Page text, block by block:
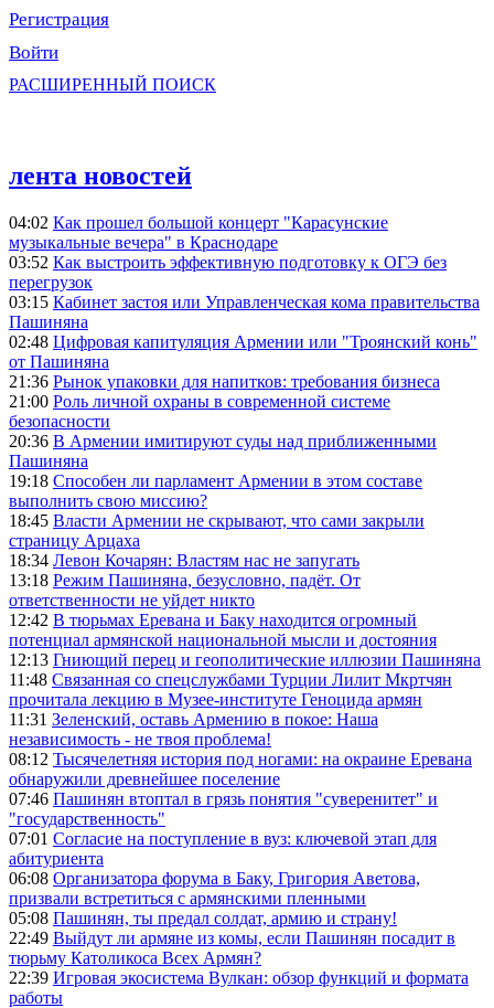
Регистрация
Войти
РАСШИРЕННЫЙ ПОИСК
лента новостей
04:02 Как прошел большой концерт "Карасунские
музыкальные вечера" в Краснодаре
03:52 Как выстроить эффективную подготовку к ОГЭ без
перегрузок
03:15 Кабинет застоя или Управленческая кома правительства
Пашиняна
02:48 Цифровая капитуляция Армении или "Троянский конь"
от Пашиняна
21:36 Рынок упаковки для напитков: требования бизнеса
21:00 Роль личной охраны в современной системе
безопасности
20:36 В Армении имитируют суды над приближенными
Пашиняна
19:18 Способен ли парламент Армении в этом составе
выполнить свою миссию?
18:45 Власти Армении не скрывают, что сами закрыли
страницу Арцаха
18:34 Левон Кочарян: Властям нас не запугать
13:18 Режим Пашиняна, безусловно, падёт. От
ответственности не уйдет никто
12:42 В тюрьмах Еревана и Баку находится огромный
потенциал армянской национальной мысли и достояния
12:13 Гниющий перец и геополитические иллюзии Пашиняна
11:48 Связанная со спецслужбами Турции Лилит Мкртчян
прочитала лекцию в Музее-институте Геноцида армян
11:31 Зеленский, оставь Армению в покое: Наша
независимость - не твоя проблема!
08:12 Тысячелетняя история под ногами: на окраине Еревана
обнаружили древнейшее поселение
07:46 Пашинян втоптал в грязь понятия "суверенитет" и
"государственность"
07:01 Согласие на поступление в вуз: ключевой этап для
абитуриента
06:08 Организатора форума в Баку, Григория Аветова,
призвали встретиться с армянскими пленными
05:08 Пашинян, ты предал солдат, армию и страну!
22:49 Выйдут ли армяне из комы, если Пашинян посадит в
тюрьму Католикоса Всех Армян?
22:39 Игровая экосистема Вулкан: обзор функций и формата
работы